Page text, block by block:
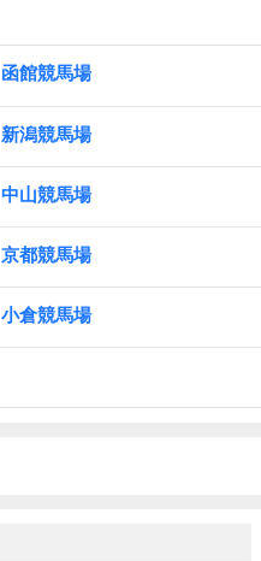
函館競馬場
新潟競馬場
中山競馬場
京都競馬場
小倉競馬場